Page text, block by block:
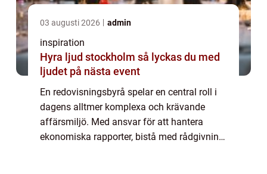
03 augusti 2026 admin
inspiration
Hyra ljud stockholm så lyckas du med
ljudet på nästa event
En redovisningsbyrå spelar en central roll i
dagens alltmer komplexa och krävande
affärsmiljö. Med ansvar för att hantera
ekonomiska rapporter, bistå med rådgivning